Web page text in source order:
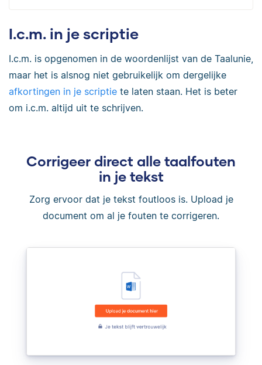
I.c.m. in je scriptie
I.c.m. is opgenomen in de woordenlijst van de Taalunie,
maar het is alsnog niet gebruikelijk om dergelijke
afkortingen in je scriptie te laten staan. Het is beter
om i.c.m. altijd uit te schrijven.
Corrigeer direct alle taalfouten
in je tekst
Zorg ervoor dat je tekst foutloos is. Upload je
document om al je fouten te corrigeren.